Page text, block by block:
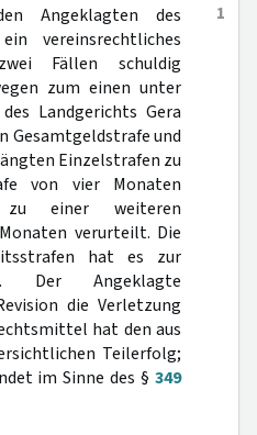
1
Angeklagten des
vereinsrechtliches
Fällen schuldig
zum einen unter
Landgerichts Gera
Gesamtgeldstrafe und
Einzelstrafen zu
von vier Monaten
einer weiteren
verurteilt. Die
hat es zur
Der Angeklagte
die Verletzung
hat den aus
Teilerfolg;
im Sinne des § 349